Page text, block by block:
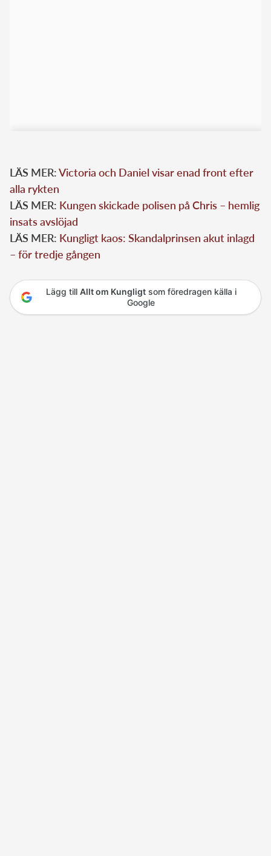
LÄS MER:Victoria och Daniel visar enad front efter
alla rykten
LÄS MER: Kungen skickade polisen på Chris – hemlig
insats avslöjad
LÄS MER: Kungligt kaos: Skandalprinsen akut inlagd
– för tredje gången
Lägg till Allt om Kungligtsom föredragen källa i
Google